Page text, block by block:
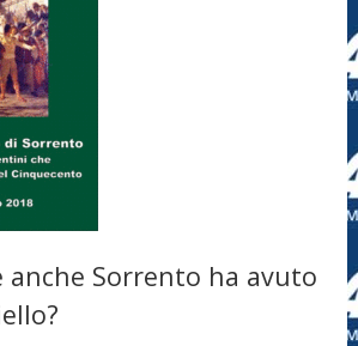
anche Sorrento ha avuto